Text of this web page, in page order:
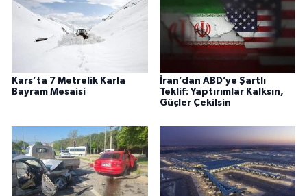
Kars’ta 7 Metrelik Karla
Bayram Mesaisi
İran’dan ABD’ye Şartlı
Teklif: Yaptırımlar Kalksın,
Güçler Çekilsin